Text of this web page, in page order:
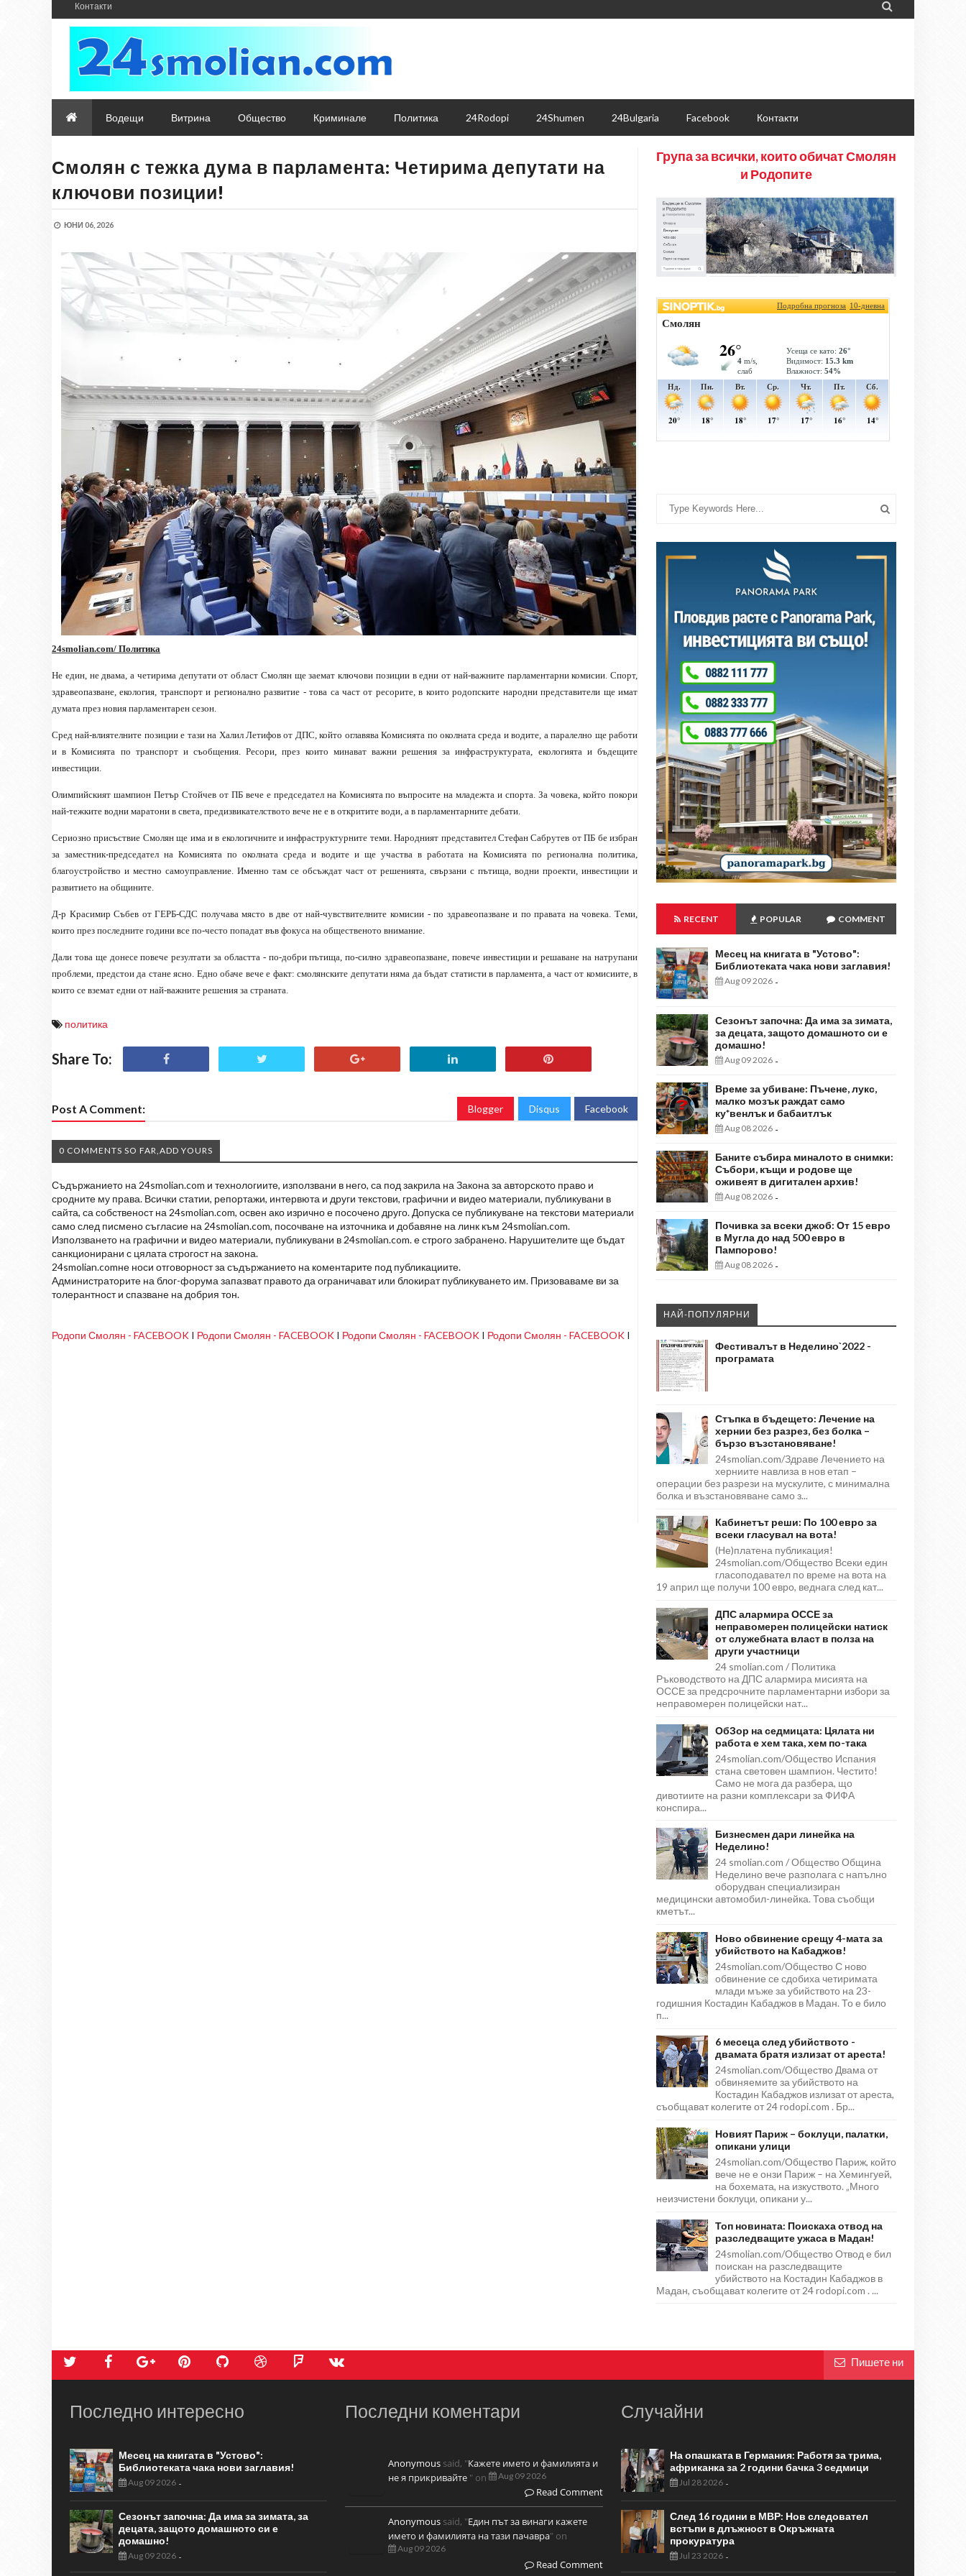
Контакти 
Водещи Витрина Общество Криминале Политика 24Rodopi 24Shumen 24Bulgaria Facebook Контакти
Смолян с тежка дума в парламента: Четирима депутати на
ключови позиции!
ЮНИ 06, 2026
24smolian.com/ Политика
Не един, не двама, а четирима депутати от област Смолян ще заемат ключови позиции в едни от най-важните парламентарни комисии. Спорт,
здравеопазване, екология, транспорт и регионално развитие - това са част от ресорите, в които родопските народни представители ще имат
думата през новия парламентарен сезон.
Сред най-влиятелните позиции е тази на Халил Летифов от ДПС, който оглавява Комисията по околната среда и водите, а паралелно ще работи
и в Комисията по транспорт и съобщения. Ресори, през които минават важни решения за инфраструктурата, екологията и бъдещите
инвестиции.
Олимпийският шампион Петър Стойчев от ПБ вече е председател на Комисията по въпросите на младежта и спорта. За човека, който покори
най-тежките водни маратони в света, предизвикателството вече не е в откритите води, а в парламентарните дебати.
Сериозно присъствие Смолян ще има и в екологичните и инфраструктурните теми. Народният представител Стефан Сабрутев от ПБ бе избран
за заместник-председател на Комисията по околната среда и водите и ще участва в работата на Комисията по регионална политика,
благоустройство и местно самоуправление. Именно там се обсъждат част от решенията, свързани с пътища, водни проекти, инвестиции и
развитието на общините.
Д-р Красимир Събев от ГЕРБ-СДС получава място в две от най-чувствителните комисии - по здравеопазване и по правата на човека. Теми,
които през последните години все по-често попадат във фокуса на общественото внимание.
Дали това ще донесе повече резултати за областта - по-добри пътища, по-силно здравеопазване, повече инвестиции и решаване на натрупани
проблеми, предстои да стане ясно. Едно обаче вече е факт: смолянските депутати няма да бъдат статисти в парламента, а част от комисиите, в
които се вземат едни от най-важните решения за страната.
политика
Share To:
Post A Comment: Blogger Disqus Facebook
0 COMMENTS SO FAR,ADD YOURS
Съдържанието на 24smolian.com и технологиите, използвани в него, са под закрила на Закона за авторското право и
сродните му права. Всички статии, репортажи, интервюта и други текстови, графични и видео материали, публикувани в
сайта, са собственост на 24smolian.com, освен ако изрично е посочено друго. Допуска се публикуване на текстови материали
само след писмено съгласие на 24smolian.com, посочване на източника и добавяне на линк към 24smolian.com.
Използването на графични и видео материали, публикувани в 24smolian.com. е строго забранено. Нарушителите ще бъдат
санкционирани с цялата строгост на закона.
24smolian.comне носи отговорност за съдържанието на коментарите под публикациите.
Администраторите на блог-форума запазват правото да ограничават или блокират публикуването им. Призоваваме ви за
толерантност и спазване на добрия тон.
Родопи Смолян - FACEBOOK I Родопи Смолян - FACEBOOK I Родопи Смолян - FACEBOOK I Родопи Смолян - FACEBOOK I
Група за всички, които обичат Смолян
и Родопите
RECENT POPULAR COMMENT
Месец на книгата в "Устово":
Библиотеката чака нови заглавия!
Aug 09 2026 -
Сезонът започна: Да има за зимата,
за децата, защото домашното си е
домашно!
Aug 09 2026 -
Време за убиване: Пъчене, лукс,
малко мозък раждат само
ку*венлък и бабаитлък
Aug 08 2026 -
Баните събира миналото в снимки:
Събори, къщи и родове ще
оживеят в дигитален архив!
Aug 08 2026 -
Почивка за всеки джоб: От 15 евро
в Мугла до над 500 евро в
Пампорово!
Aug 08 2026 -
НАЙ-ПОПУЛЯРНИ
Фестивалът в Неделино`2022 -
програмата
Стъпка в бъдещето: Лечение на
хернии без разрез, без болка –
бързо възстановяване!
24smolian.com/Здраве Лечението на
херниите навлиза в нов етап –
операции без разрези на мускулите, с минимална
болка и възстановяване само з...
Кабинетът реши: По 100 евро за
всеки гласувал на вота!
(Не)платена публикация!
24smolian.com/Общество Всеки един
гласоподавател по време на вота на
19 април ще получи 100 евро, веднага след кат...
ДПС алармира ОССЕ за
неправомерен полицейски натиск
от служебната власт в полза на
други участници
24 smolian.com / Политика
Ръководството на ДПС алармира мисията на
ОССЕ за предсрочните парламентарни избори за
неправомерен полицейски нат...
ОбЗор на седмицата: Цялата ни
работа е хем така, хем по-така
24smolian.com/Общество Испания
стана световен шампион. Честито!
Само не мога да разбера, що
дивотиите на разни комплексари за ФИФА
конспира...
Бизнесмен дари линейка на
Неделино!
24 smolian.com / Общество Община
Неделино вече разполага с напълно
оборудван специализиран
медицински автомобил-линейка. Това съобщи
кметът...
Ново обвинение срещу 4-мата за
убийството на Кабаджов!
24smolian.com/Общество С ново
обвинение се сдобиха четиримата
млади мъже за убийството на 23-
годишния Костадин Кабаджов в Мадан. То е било
п...
6 месеца след убийството -
двамата братя излизат от ареста!
24smolian.com/Общество Двама от
обвиняемите за убийството на
Костадин Кабаджов излизат от ареста,
съобщават колегите от 24 rodopi.com . Бр...
Новият Париж – боклуци, палатки,
опикани улици
24smolian.com/Общество Париж, който
вече не е онзи Париж – на Хемингуей,
на бохемата, на изкуството. „Много
неизчистени боклуци, опикани у...
Топ новината: Поискаха отвод на
разследващите ужаса в Мадан!
24smolian.com/Общество Отвод е бил
поискан на разследващите
убийството на Костадин Кабаджов в
Мадан, съобщават колегите от 24 rodopi.com . ...
Пишете ни
Последно интересно
Месец на книгата в "Устово":
Библиотеката чака нови заглавия!
Aug 09 2026 -
Сезонът започна: Да има за зимата, за
децата, защото домашното си е
домашно!
Aug 09 2026 -
Последни коментари
Anonymous said, "Кажете името и фамилията и
не я прикривайте " on Aug 09 2026
Read Comment
Anonymous said, "Един път за винаги кажете
името и фамилията на тази пачавра" on
Aug 09 2026
Read Comment
Случайни
На опашката в Германия: Работя за трима,
африканка за 2 години бачка 3 седмици
Jul 28 2026-
След 16 години в МВР: Нов следовател
встъпи в длъжност в Окръжната
прокуратура
Jul 23 2026-